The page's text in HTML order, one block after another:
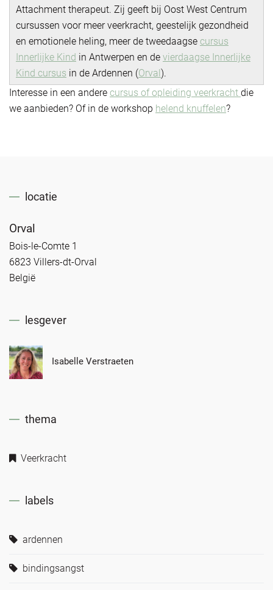
Attachment therapeut. Zij geeft bij Oost West Centrum
cursussen voor meer veerkracht, geestelijk gezondheid
en emotionele heling, meer de tweedaagse cursus
Innerlijke Kind in Antwerpen en de vierdaagse Innerlijke
Kind cursus in de Ardennen (Orval).
Interesse in een andere cursus of opleiding veerkracht die
we aanbieden? Of in de workshop helend knuffelen?
locatie
Orval
Bois-le-Comte 1
6823 Villers-dt-Orval
België
lesgever
Isabelle Verstraeten
thema
Veerkracht
labels
ardennen
bindingsangst